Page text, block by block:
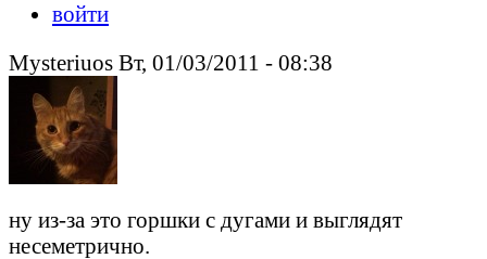
войти
Mysteriuos Вт, 01/03/2011 - 08:38
ну из-за это горшки с дугами и выглядят
несеметрично.